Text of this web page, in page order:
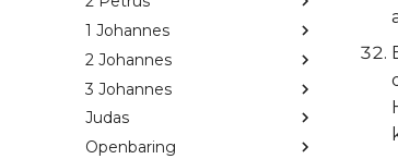
1 Johannes
2 Johannes
3 Johannes
Judas
Openbaring